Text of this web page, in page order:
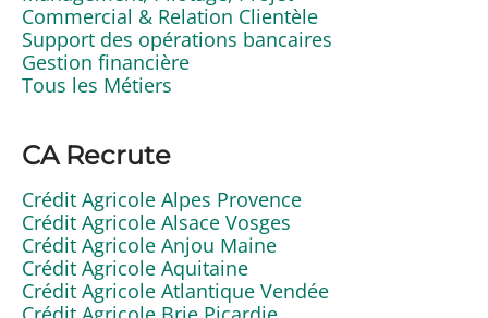
Commercial & Relation Clientèle
Support des opérations bancaires
Gestion financière
Tous les Métiers
CA Recrute
Crédit Agricole Alpes Provence
Crédit Agricole Alsace Vosges
Crédit Agricole Anjou Maine
Crédit Agricole Aquitaine
Crédit Agricole Atlantique Vendée